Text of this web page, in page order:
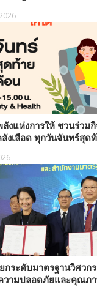
งแห่งการให้ ชวนร่วมกิ
ลังเลือด ทุกวันจันทร์สุด
กระดับมาตรฐานวิศวก
วามปลอดภัยและคุณภ